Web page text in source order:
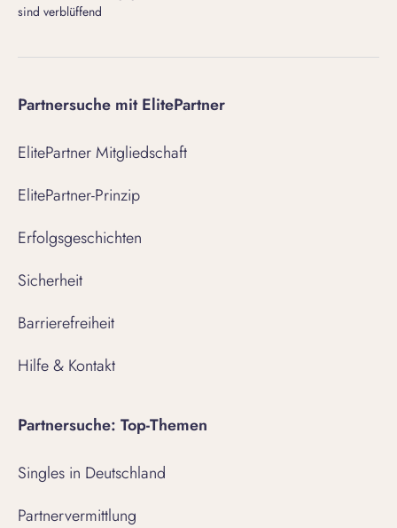
sind verblüffend
Partnersuche mit ElitePartner
ElitePartner Mitgliedschaft
ElitePartner-Prinzip
Erfolgsgeschichten
Sicherheit
Barrierefreiheit
Hilfe & Kontakt
Partnersuche: Top-Themen
Singles in Deutschland
Partnervermittlung